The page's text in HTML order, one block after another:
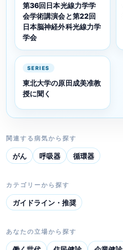
第36回日本光線力学学
会学術講演会と第22回
日本脳神経外科光線力学
学会
SERIES
東北大学の原田成美准教
授に聞く
関連する病気から探す
がん 呼吸器 循環器
カテゴリーから探す
ガイドライン・推奨
あなたの立場から探す